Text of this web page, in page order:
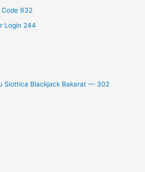
Code 932
Login 244
Slottica Blackjack Bakarat — 302